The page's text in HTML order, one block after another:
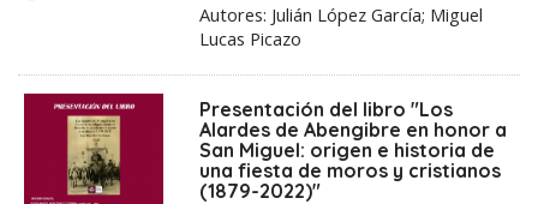
Autores: Julián López García; Miguel
Lucas Picazo
Presentación del libro "Los
Alardes de Abengibre en honor a
San Miguel: origen e historia de
una fiesta de moros y cristianos
(1879-2022)"